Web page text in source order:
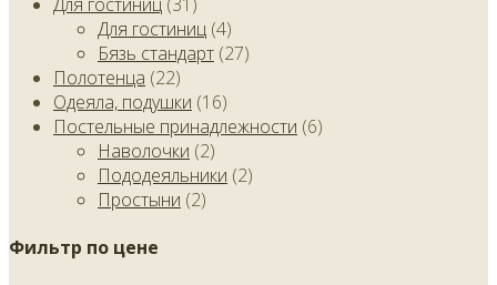
Для гостиниц (4)
Бязь стандарт (27)
Полотенца (22)
Одеяла, подушки (16)
Постельные принадлежности (6)
Наволочки (2)
Пододеяльники (2)
Простыни (2)
Фильтр по цене